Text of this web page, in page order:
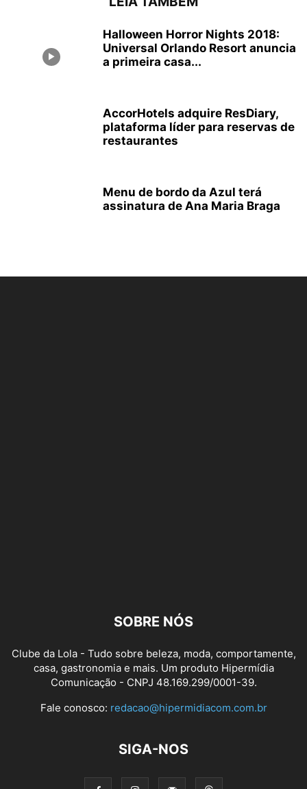
Halloween Horror Nights 2018:
Universal Orlando Resort anuncia
a primeira casa...
AccorHotels adquire ResDiary,
plataforma líder para reservas de
restaurantes
Menu de bordo da Azul terá
assinatura de Ana Maria Braga
SOBRE NÓS
Clube da Lola - Tudo sobre beleza, moda, comportamente,
casa, gastronomia e mais. Um produto Hipermídia
Comunicação - CNPJ 48.169.299/0001-39.
Fale conosco: redacao@hipermidiacom.com.br
SIGA-NOS